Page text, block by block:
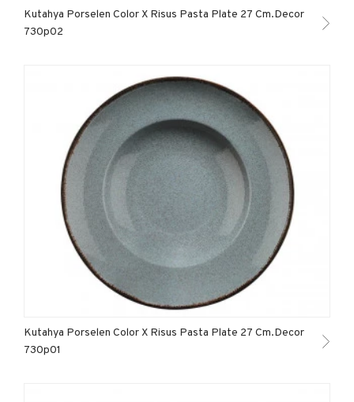
Kutahya Porselen Color X Risus Pasta Plate 27 Cm.Decor
730p02
Kutahya Porselen Color X Risus Pasta Plate 27 Cm.Decor
730p01